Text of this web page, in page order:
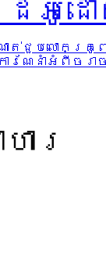
េអូដ
ាត់ជួបលោកគ្រូ
ការណែនាំអំពីចរ
ារ